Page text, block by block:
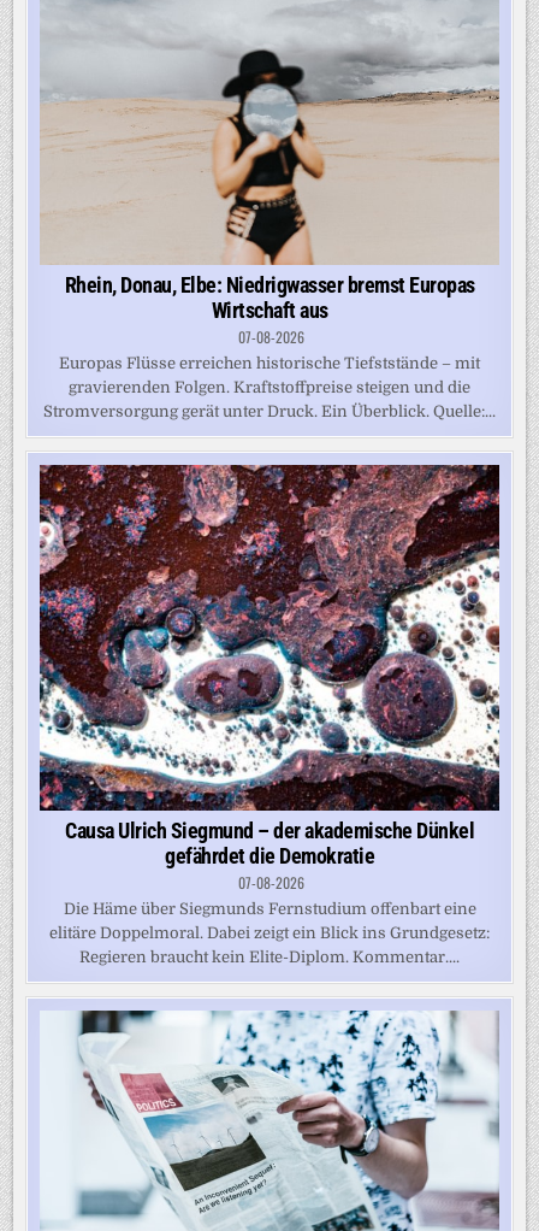
Rhein, Donau, Elbe: Niedrigwasser bremst Europas
Wirtschaft aus
07-08-2026
Europas Flüsse erreichen historische Tiefststände – mit
gravierenden Folgen. Kraftstoffpreise steigen und die
Stromversorgung gerät unter Druck. Ein Überblick. Quelle:...
Causa Ulrich Siegmund – der akademische Dünkel
gefährdet die Demokratie
07-08-2026
Die Häme über Siegmunds Fernstudium offenbart eine
elitäre Doppelmoral. Dabei zeigt ein Blick ins Grundgesetz:
Regieren braucht kein Elite-Diplom. Kommentar....